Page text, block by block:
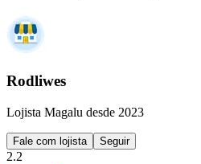
Rodliwes
Lojista Magalu desde 2023
Fale com lojista Seguir
2.2